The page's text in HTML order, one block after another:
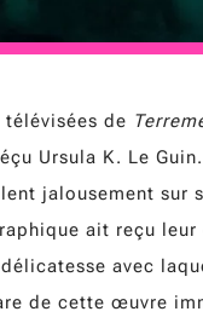
de
Ursula K. Le
jalousement sur
ait reçu
avec
de cette œuvre